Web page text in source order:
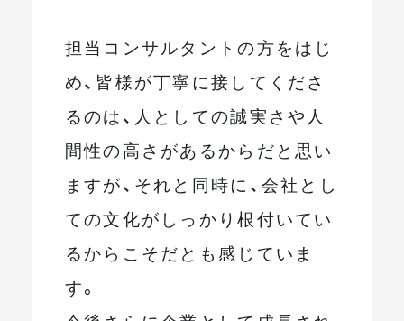
担当コンサルタントの方をはじ
め、皆様が丁寧に接してくださ
るのは、人としての誠実さや人
間性の高さがあるからだと思い
ますが、それと同時に、会社とし
ての文化がしっかり根付いてい
るからこそだとも感じていま
す。